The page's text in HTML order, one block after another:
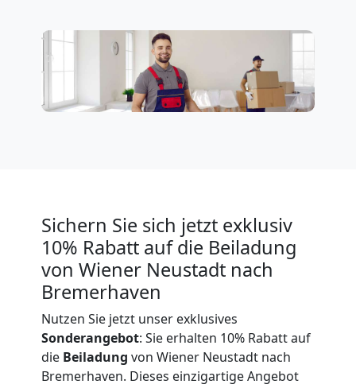
Sichern Sie sich jetzt exklusiv
10% Rabatt auf die Beiladung
von Wiener Neustadt nach
Bremerhaven
Nutzen Sie jetzt unser exklusives
Sonderangebot: Sie erhalten 10% Rabatt auf
die Beiladung von Wiener Neustadt nach
Bremerhaven. Dieses einzigartige Angebot
Tresortransport
Wiener
Umzug
für
Senioren